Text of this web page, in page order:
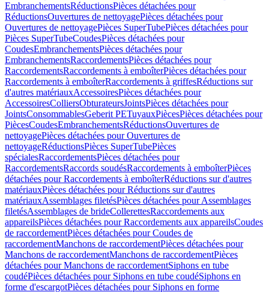
EmbranchementsRéductionsPièces détachées pour
RéductionsOuvertures de nettoyagePièces détachées pour
Ouvertures de nettoyagePièces SuperTubePièces détachées pour
Pièces SuperTubeCoudesPièces détachées pour
CoudesEmbranchementsPièces détachées pour
EmbranchementsRaccordementsPièces détachées pour
RaccordementsRaccordements à emboîterPièces détachées pour
Raccordements à emboîterRaccordements à griffesRéductions sur
d'autres matériauxAccessoiresPièces détachées pour
AccessoiresColliersObturateursJointsPièces détachées pour
JointsConsommablesGeberit PETuyauxPiècesPièces détachées pour
PiècesCoudesEmbranchementsRéductionsOuvertures de
nettoyagePièces détachées pour Ouvertures de
nettoyageRéductionsPièces SuperTubePièces
spécialesRaccordementsPièces détachées pour
RaccordementsRaccords soudésRaccordements à emboîterPièces
détachées pour Raccordements à emboîterRéductions sur d'autres
matériauxPièces détachées pour Réductions sur d'autres
matériauxAssemblages filetésPièces détachées pour Assemblages
filetésAssemblages de brideCollerettesRaccordements aux
appareilsPièces détachées pour Raccordements aux appareilsCoudes
de raccordementPièces détachées pour Coudes de
raccordementManchons de raccordementPièces détachées pour
Manchons de raccordementManchons de raccordementPièces
détachées pour Manchons de raccordementSiphons en tube
coudéPièces détachées pour Siphons en tube coudéSiphons en
forme d'escargotPièces détachées pour Siphons en forme